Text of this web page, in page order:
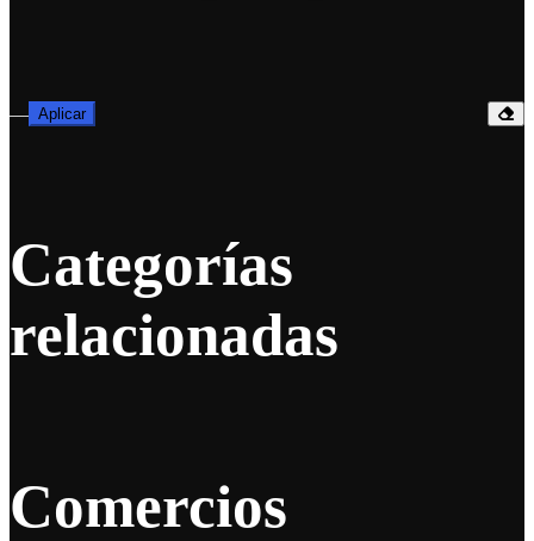
— Aplicar
Categorías
relacionadas
Comercios